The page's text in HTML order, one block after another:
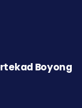
Boyong